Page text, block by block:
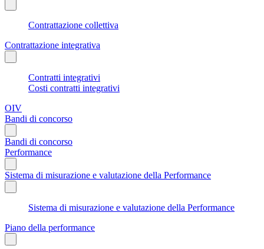
Contrattazione collettiva
Contrattazione integrativa
Contratti integrativi
Costi contratti integrativi
OIV
Bandi di concorso
Bandi di concorso
Performance
Sistema di misurazione e valutazione della Performance
Sistema di misurazione e valutazione della Performance
Piano della performance